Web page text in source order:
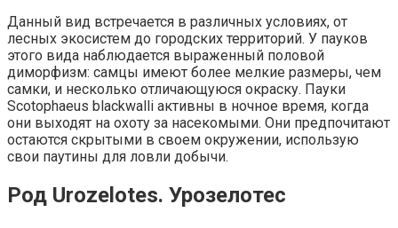
Данный вид встречается в различных условиях, от
лесных экосистем до городских территорий. У пауков
этого вида наблюдается выраженный половой
диморфизм: самцы имеют более мелкие размеры, чем
самки, и несколько отличающуюся окраску. Пауки
Scotophaeus blackwalli активны в ночное время, когда
они выходят на охоту за насекомыми. Они предпочитают
остаются скрытыми в своем окружении, использую
свои паутины для ловли добычи.
Род Urozelotes. Урозелотес